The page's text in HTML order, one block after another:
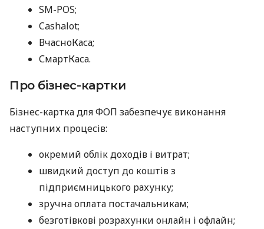
SM-POS;
Cashalot;
ВчасноКаса;
СмартКаса.
Про бізнес-картки
Бізнес-картка для ФОП забезпечує виконання
наступних процесів:
окремий облік доходів і витрат;
швидкий доступ до коштів з
підприємницького рахунку;
зручна оплата постачальникам;
безготівкові розрахунки онлайн і офлайн;